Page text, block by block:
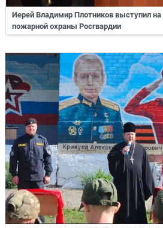
Иерей Владимир Плотников выступил
пожарной охраны Росгвардии